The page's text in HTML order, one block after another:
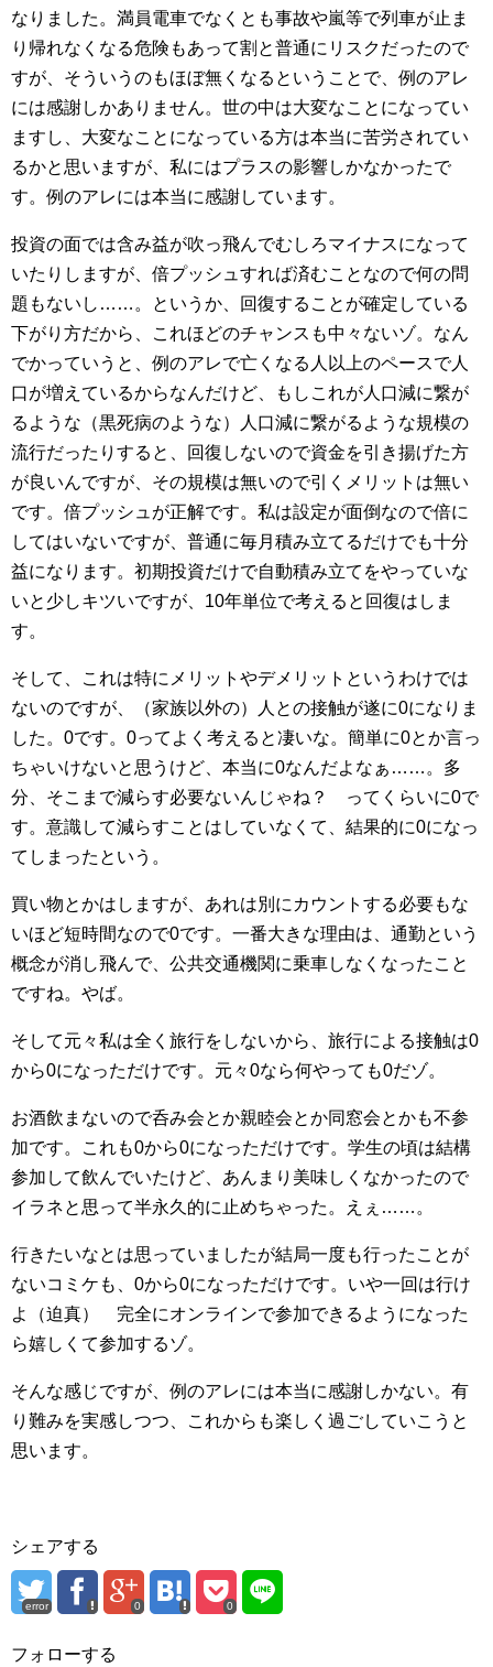
なりました。満員電車でなくとも事故や嵐等で列車が止ま
り帰れなくなる危険もあって割と普通にリスクだったので
すが、そういうのもほぼ無くなるということで、例のアレ
には感謝しかありません。世の中は大変なことになってい
ますし、大変なことになっている方は本当に苦労されてい
るかと思いますが、私にはプラスの影響しかなかったで
す。例のアレには本当に感謝しています。
投資の面では含み益が吹っ飛んでむしろマイナスになって
いたりしますが、倍プッシュすれば済むことなので何の問
題もないし……。というか、回復することが確定している
下がり方だから、これほどのチャンスも中々ないゾ。なん
でかっていうと、例のアレで亡くなる人以上のペースで人
口が増えているからなんだけど、もしこれが人口減に繋が
るような（黒死病のような）人口減に繋がるような規模の
流行だったりすると、回復しないので資金を引き揚げた方
が良いんですが、その規模は無いので引くメリットは無い
です。倍プッシュが正解です。私は設定が面倒なので倍に
してはいないですが、普通に毎月積み立てるだけでも十分
益になります。初期投資だけで自動積み立てをやっていな
いと少しキツいですが、10年単位で考えると回復はしま
す。
そして、これは特にメリットやデメリットというわけでは
ないのですが、（家族以外の）人との接触が遂に0になりま
した。0です。0ってよく考えると凄いな。簡単に0とか言っ
ちゃいけないと思うけど、本当に0なんだよなぁ……。多
分、そこまで減らす必要ないんじゃね？ ってくらいに0で
す。意識して減らすことはしていなくて、結果的に0になっ
てしまったという。
買い物とかはしますが、あれは別にカウントする必要もな
いほど短時間なので0です。一番大きな理由は、通勤という
概念が消し飛んで、公共交通機関に乗車しなくなったこと
ですね。やば。
そして元々私は全く旅行をしないから、旅行による接触は0
から0になっただけです。元々0なら何やっても0だゾ。
お酒飲まないので呑み会とか親睦会とか同窓会とかも不参
加です。これも0から0になっただけです。学生の頃は結構
参加して飲んでいたけど、あんまり美味しくなかったので
イラネと思って半永久的に止めちゃった。えぇ……。
行きたいなとは思っていましたが結局一度も行ったことが
ないコミケも、0から0になっただけです。いや一回は行け
よ（迫真） 完全にオンラインで参加できるようになった
ら嬉しくて参加するゾ。
そんな感じですが、例のアレには本当に感謝しかない。有
り難みを実感しつつ、これからも楽しく過ごしていこうと
思います。
シェアする
error 0 0
フォローする